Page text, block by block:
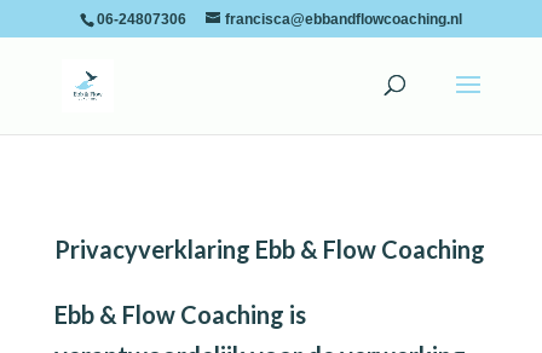
06-24807306 francisca@ebbandflowcoaching.nl
Privacyverklaring Ebb & Flow Coaching
Ebb & Flow Coaching is